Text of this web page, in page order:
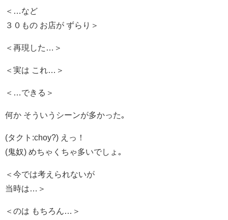
＜…など
３０もの お店が ずらり＞
＜再現した…＞
＜実は これ…＞
＜…できる＞
何か そういうシーンが多かった｡
(タクト:choy?) えっ！
(鬼奴) めちゃくちゃ多いでしょ｡
＜今では考えられないが
当時は…＞
＜のは もちろん…＞